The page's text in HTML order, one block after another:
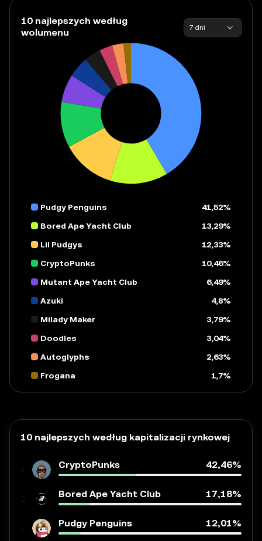
10 najlepszych według
wolumenu
7 dni
Pudgy Penguins
41,52%
Bored Ape Yacht Club
13,29%
Lil Pudgys
12,33%
CryptoPunks
10,46%
Mutant Ape Yacht Club
6,49%
Azuki
4,8%
Milady Maker
3,79%
Doodles
3,04%
Autoglyphs
2,63%
Frogana
1,7%
10 najlepszych według kapitalizacji rynkowej
CryptoPunks 42,46%
Bored Ape Yacht Club 17,18%
Pudgy Penguins 12,01%